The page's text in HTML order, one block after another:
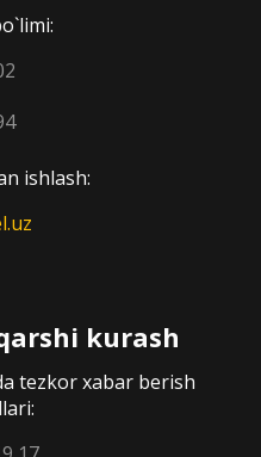
ishlash:
kurash
tezkor xabar berish